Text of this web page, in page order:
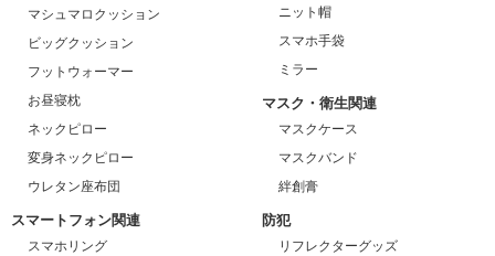
マシュマロクッション
ビッグクッション
フットウォーマー
お昼寝枕
ネックピロー
変身ネックピロー
ウレタン座布団
スマートフォン関連
スマホリング
ニット帽
スマホ手袋
ミラー
マスク・衛生関連
マスクケース
マスクバンド
絆創膏
防犯
リフレクターグッズ